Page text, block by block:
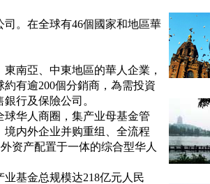
。在全球有46個國家和地區華
東南亞、中東地區的華人企業，
有逾200個分銷商，為需投資
行及保險公司。
华人商圈，集产业母基金管
内外企业并购重组、全流程
资产配置于一体的综合型华人
业基金总规模达218亿元人民